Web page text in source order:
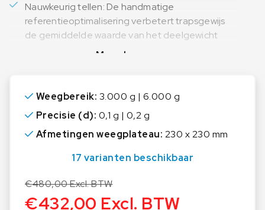
Nauwkeurig tellen: De handmatige
referentieoptimalisering verbetert trapsgewijs
de gemiddelde waarde van het deelgewicht
Optellen van dezelfde teldelen
Stofhoes over de afleeseenheid bij de levering
inbegrepen
Meer lezen
Weegbereik: 3.000 g | 6.000 g
Precisie (d): 0,1 g | 0,2 g
Afmetingen weegplateau: 230 x 230 mm
17 varianten beschikbaar
€480,00Excl. BTW
€432,00 Excl. BTW